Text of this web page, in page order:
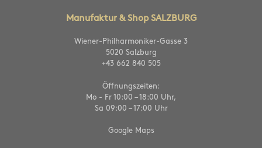
Manufaktur & Shop SALZBURG
Wiener-Philharmoniker-Gasse 3
5020 Salzburg
+43 662 840 505
Öffnungszeiten:
Mo - Fr 10:00 – 18:00 Uhr,
Sa 09:00 – 17:00 Uhr
Google Maps